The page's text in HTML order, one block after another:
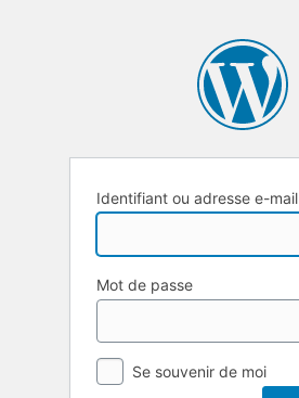
Identifiant ou adresse e-mail
Mot de passe
Se souvenir de moi